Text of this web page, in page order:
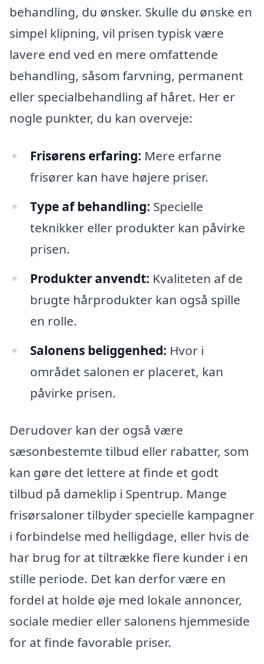
behandling, du ønsker. Skulle du ønske en
simpel klipning, vil prisen typisk være
lavere end ved en mere omfattende
behandling, såsom farvning, permanent
eller specialbehandling af håret. Her er
nogle punkter, du kan overveje:
Frisørens erfaring: Mere erfarne
frisører kan have højere priser.
Type af behandling: Specielle
teknikker eller produkter kan påvirke
prisen.
Produkter anvendt: Kvaliteten af de
brugte hårprodukter kan også spille
en rolle.
Salonens beliggenhed: Hvor i
området salonen er placeret, kan
påvirke prisen.
Derudover kan der også være
sæsonbestemte tilbud eller rabatter, som
kan gøre det lettere at finde et godt
tilbud på dameklip i Spentrup. Mange
frisørsaloner tilbyder specielle kampagner
i forbindelse med helligdage, eller hvis de
har brug for at tiltrække flere kunder i en
stille periode. Det kan derfor være en
fordel at holde øje med lokale annoncer,
sociale medier eller salonens hjemmeside
for at finde favorable priser.